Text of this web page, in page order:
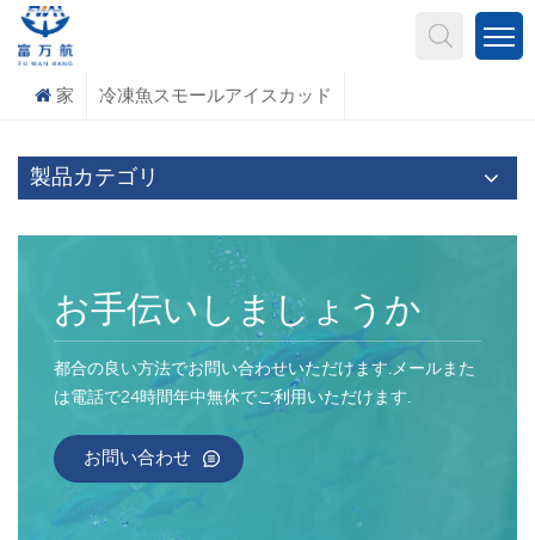
家 冷凍魚スモールアイスカッド
製品カテゴリ
お手伝いしましょうか
都合の良い方法でお問い合わせいただけます.メールまた
は電話で24時間年中無休でご利用いただけます.
お問い合わせ